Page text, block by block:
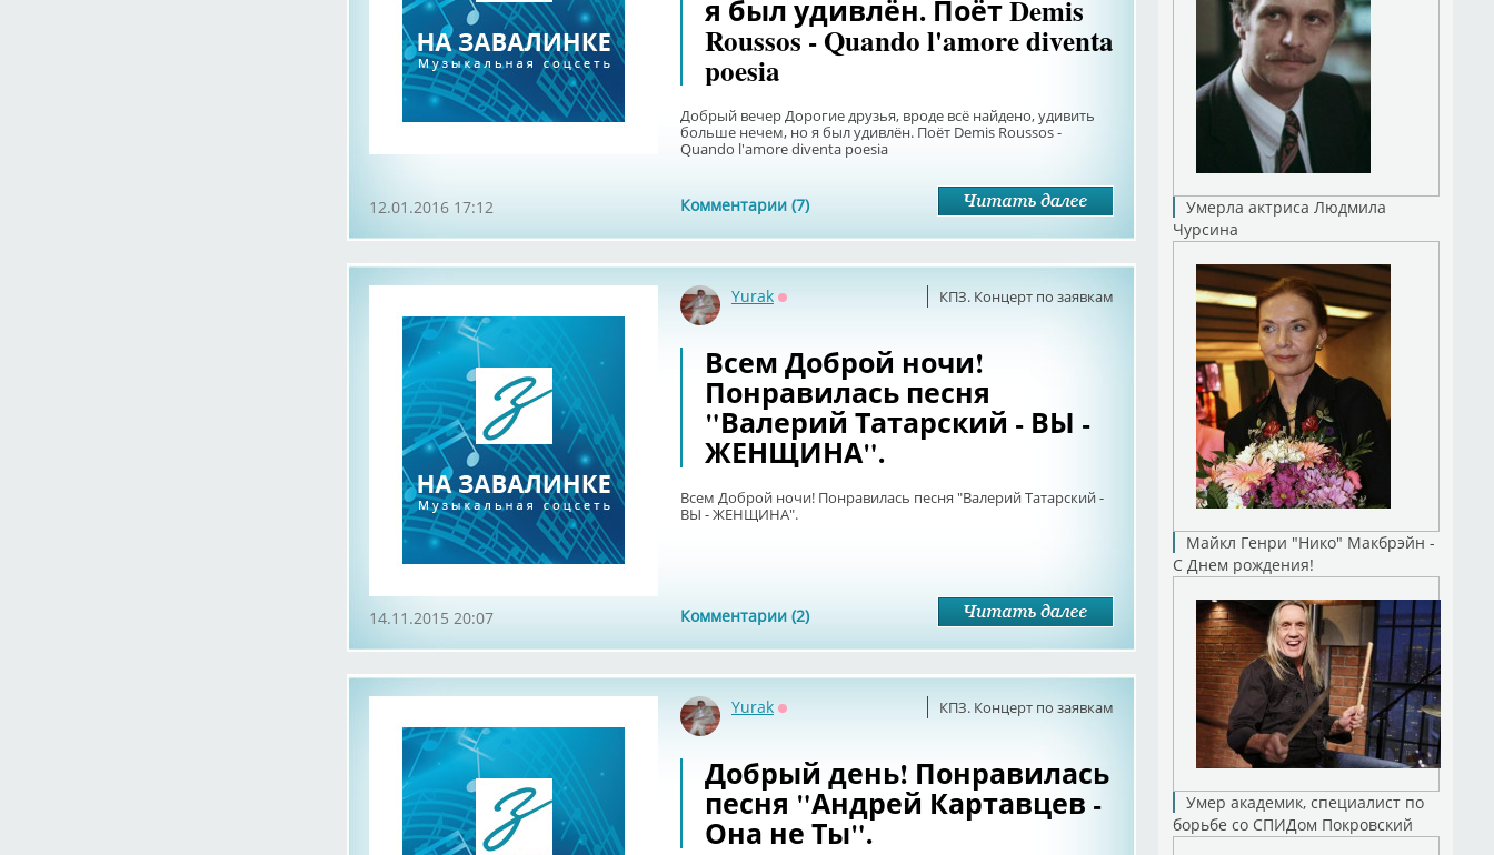
я был удивлён. Поёт Demis
Roussos - Quando l'amore diventa
poesia
Добрый вечер Дорогие друзья, вроде всё найдено, удивить
больше нечем, но я был удивлён. Поёт Demis Roussos -
Quando l'amore diventa poesia
Комментарии (7)
12.01.2016 17:12
КПЗ. Концерт по заявкам
Yurak
Всем Доброй ночи!
Понравилась песня
"Валерий Татарский - ВЫ -
ЖЕНЩИНА".
Всем Доброй ночи! Понравилась песня "Валерий Татарский -
ВЫ - ЖЕНЩИНА".
Комментарии (2)
14.11.2015 20:07
КПЗ. Концерт по заявкам
Yurak
Добрый день! Понравилась
песня "Андрей Картавцев -
Она не Ты".
Умерла актриса Людмила
Чурсина
Майкл Генри "Нико" Макбрэйн -
С Днем рождения!
Умер академик, специалист по
борьбе со СПИДом Покровский